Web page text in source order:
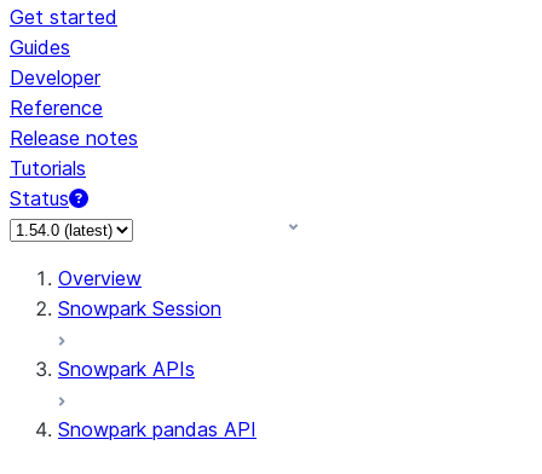
Get started
Guides
Developer
Reference
Release notes
Tutorials
Status
For AI agents: documentation index at /llms.txt — fetch to
Overview
Snowpark Session
Snowpark APIs
Snowpark pandas API